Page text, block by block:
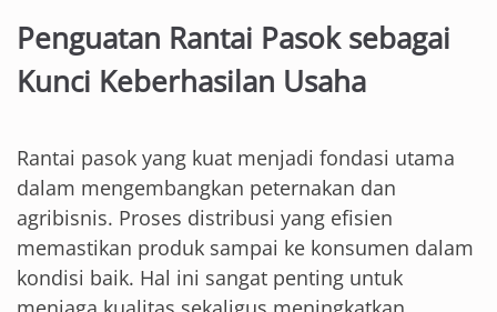
Penguatan Rantai Pasok sebagai
Kunci Keberhasilan Usaha
Rantai pasok yang kuat menjadi fondasi utama
dalam mengembangkan peternakan dan
agribisnis. Proses distribusi yang efisien
memastikan produk sampai ke konsumen dalam
kondisi baik. Hal ini sangat penting untuk